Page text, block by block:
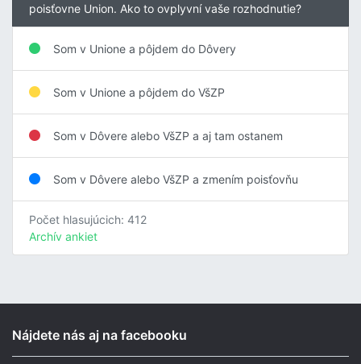
poisťovne Union. Ako to ovplyvní vaše rozhodnutie?
Som v Unione a pôjdem do Dôvery
Som v Unione a pôjdem do VšZP
Som v Dôvere alebo VšZP a aj tam ostanem
Som v Dôvere alebo VšZP a zmením poisťovňu
Počet hlasujúcich: 412
Archív ankiet
Nájdete nás aj na facebooku